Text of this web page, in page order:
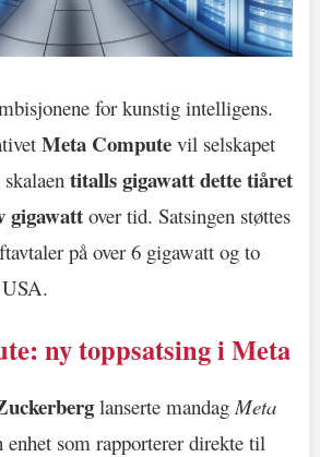
for kunstig intelligens.
Meta Compute vil selskapet
titalls gigawatt dette tiåret
gigawatt over tid. Satsingen støttes
på over 6 gigawatt og to
ny toppsatsing i Meta
lanserte mandag Meta
enhet som rapporterer direkte til